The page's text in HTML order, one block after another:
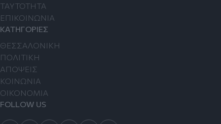
TAYTOTHTA
ΕΠΙΚΟΙΝΩΝΙΑ
ΚΑΤΗΓΟΡΙΕΣ
ΘΕΣΣΑΛΟΝΙΚΗ
ΠΟΛΙΤΙΚΗ
ΑΠΟΨΕΙΣ
ΚΟΙΝΩΝΙΑ
ΟΙΚΟΝΟΜΙΑ
FOLLOW US